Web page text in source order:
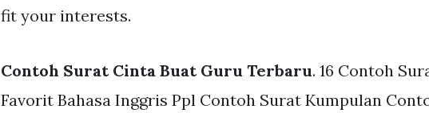
fit your interests.
Contoh Surat Cinta Buat Guru Terbaru. 16 Contoh
Favorit Bahasa Inggris Ppl Contoh Surat Kumpulan